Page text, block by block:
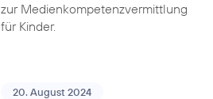
zur Medienkompetenzvermittlung
für Kinder.
20. August 2024